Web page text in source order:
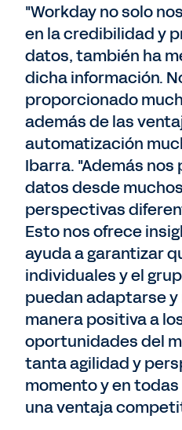
"Workday no solo
en la credibilidad y
datos, también ha
dicha información.
proporcionado
además de las
automatización
Ibarra. "Además
datos desde
perspectivas
Esto nos ofrece
ayuda a garantizar
individuales y el
puedan adaptarse
manera positiva a
oportunidades del
tanta agilidad y
momento y en
una ventaja